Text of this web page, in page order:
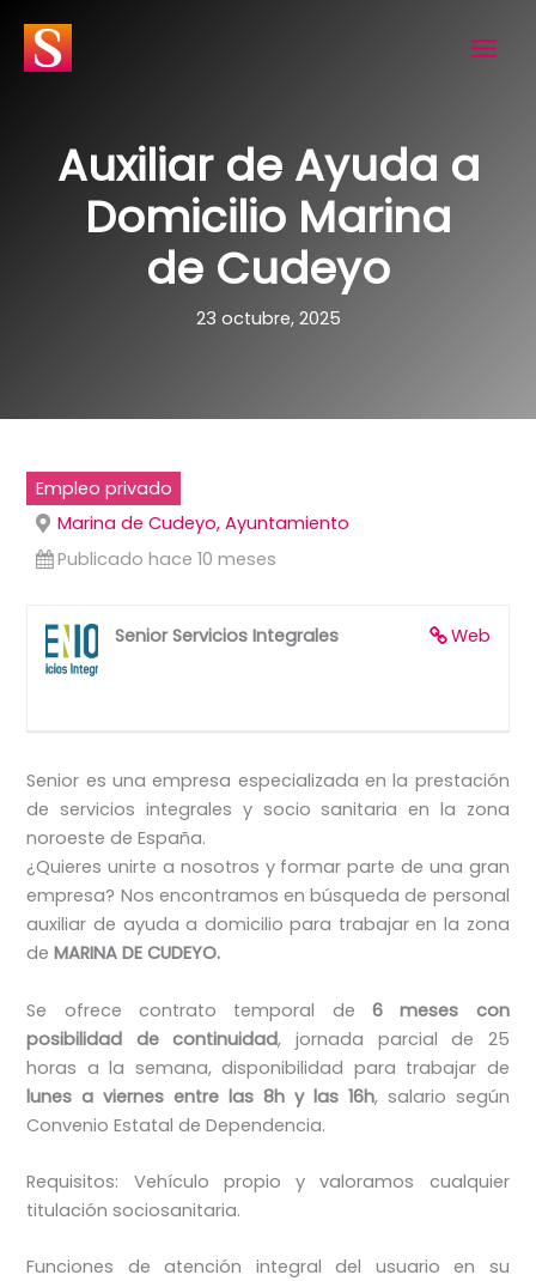
contenido
Auxiliar de Ayuda a
Domicilio Marina
de Cudeyo
23 octubre, 2025
Empleo privado
Marina de Cudeyo, Ayuntamiento
Publicado hace 10 meses
Web
Senior Servicios Integrales
Senior es una empresa especializada en la prestación
de servicios integrales y socio sanitaria en la zona
noroeste de España.
¿Quieres unirte a nosotros y formar parte de una gran
empresa? Nos encontramos en búsqueda de personal
auxiliar de ayuda a domicilio para trabajar en la zona
deMARINA DE CUDEYO.
Se ofrece contrato temporal de 6 meses con
posibilidad de continuidad, jornada parcial de 25
horas a la semana, disponibilidad para trabajar de
lunes a viernes entre las 8h y las 16h, salario según
Convenio Estatal de Dependencia.
Requisitos: Vehículo propio y valoramos cualquier
titulación sociosanitaria.
Funciones de atención integral del usuario en su